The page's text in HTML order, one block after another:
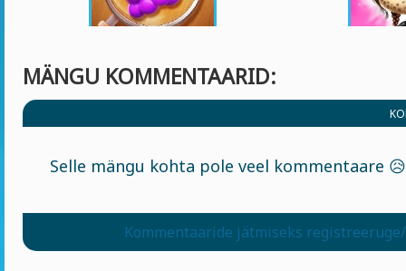
MÄNGU KOMMENTAARID:
Selle mängu kohta pole veel kommentaare
Kommentaaride jätmiseks